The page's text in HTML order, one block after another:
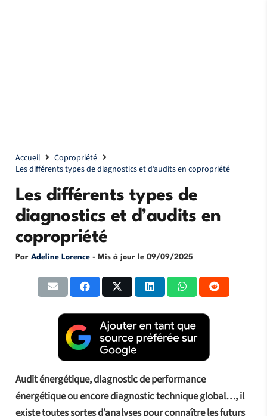
Accueil
Copropriété
Les différents types de diagnostics et d’audits en copropriété
Les différents types de
diagnostics et d’audits en
copropriété
Par Adeline Lorence - Mis à jour le 09/09/2025
Audit énergétique, diagnostic de performance
énergétique ou encore diagnostic technique global…, il
existe toutes sortes d’analyses pour connaître les futurs